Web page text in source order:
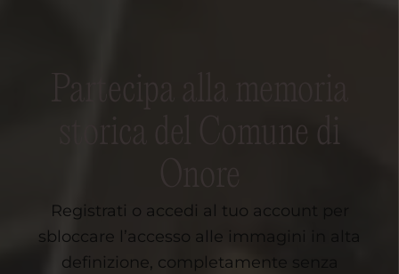
storica del Comune di
Registrati o accedi al tuo account per
sbloccare l’accesso alle immagini in alta
definizione, completamente senza